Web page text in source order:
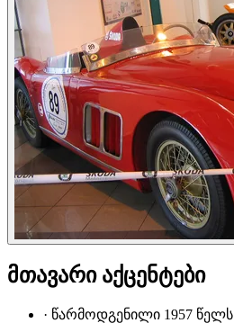
მთავარი აქცენტები
· წარმოდგენილი 1957 წელს